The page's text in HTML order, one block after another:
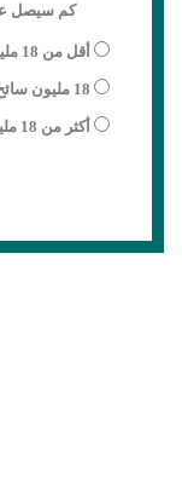
كم سيصل
أقل من 18 مليون سائح
18 مليون سائح
أكثر من 18 مليون سائح